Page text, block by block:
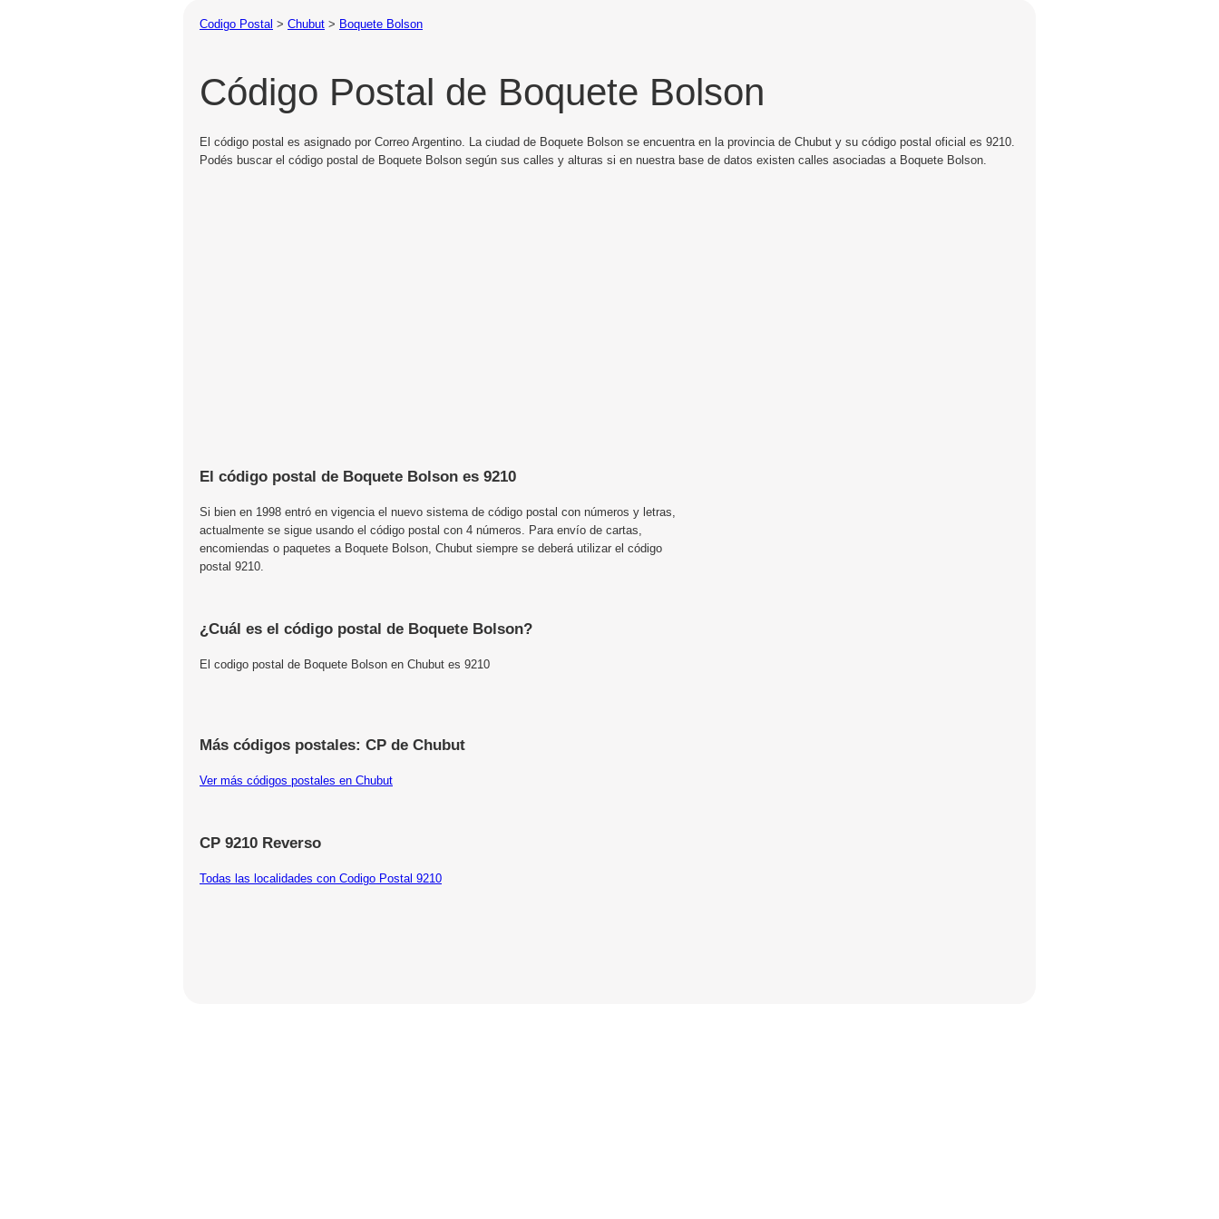
Codigo Postal > Chubut > Boquete Bolson
Código Postal de Boquete Bolson
El código postal es asignado por Correo Argentino. La ciudad de Boquete Bolson se encuentra en la provincia de Chubut y su código postal oficial es 9210.
Podés buscar el código postal de Boquete Bolson según sus calles y alturas si en nuestra base de datos existen calles asociadas a Boquete Bolson.
El código postal de Boquete Bolson es 9210
Si bien en 1998 entró en vigencia el nuevo sistema de código postal con números y letras,
actualmente se sigue usando el código postal con 4 números. Para envío de cartas,
encomiendas o paquetes a Boquete Bolson, Chubut siempre se deberá utilizar el código
postal 9210.
¿Cuál es el código postal de Boquete Bolson?
El codigo postal de Boquete Bolson en Chubut es 9210
Más códigos postales: CP de Chubut
Ver más códigos postales en Chubut
CP 9210 Reverso
Todas las localidades con Codigo Postal 9210